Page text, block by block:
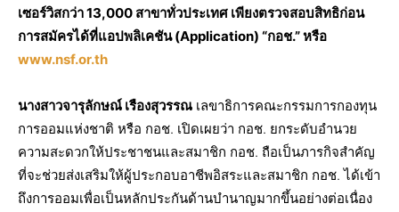
เซอร์วิสกว่า 13,000 สาขาทั่วประเทศ เพียงตรวจสอบสิทธิก่อน
การสมัครได้ที่แอปพลิเคชัน (Application) “กอช.” หรือ
www.nsf.or.th
นางสาวจารุลักษณ์ เรืองสุวรรณ เลขาธิการคณะกรรมการกองทุน
การออมแห่งชาติ หรือ กอช. เปิดเผยว่า กอช. ยกระดับอำนวย
ความสะดวกให้ประชาชนและสมาชิก กอช. ถือเป็นภารกิจสำคัญ
ที่จะช่วยส่งเสริมให้ผู้ประกอบอาชีพอิสระและสมาชิก กอช. ได้เข้า
ถึงการออมเพื่อเป็นหลักประกันด้านบำนาญมากขึ้นอย่างต่อเนื่อง